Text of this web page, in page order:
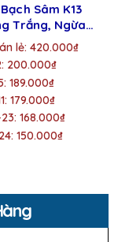
Sâm K13
Trắng, Ngừa
Nắng, Se
Chân Lông 30g
lẻ: 420.000₫
200.000₫
189.000₫
179.000₫
23: 168.000₫
150.000₫